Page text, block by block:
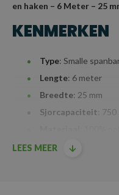
en haken – 6 Meter – 25
KENMERKEN
Type: Smalle
Lengte: 6 meter
Breedte: 25 mm
Sjorcapaciteit: 750
Mechanisme
LEES MEER